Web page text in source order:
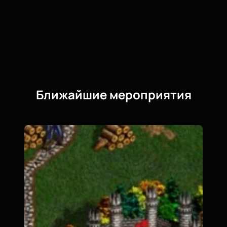
Ближайшие мероприятия